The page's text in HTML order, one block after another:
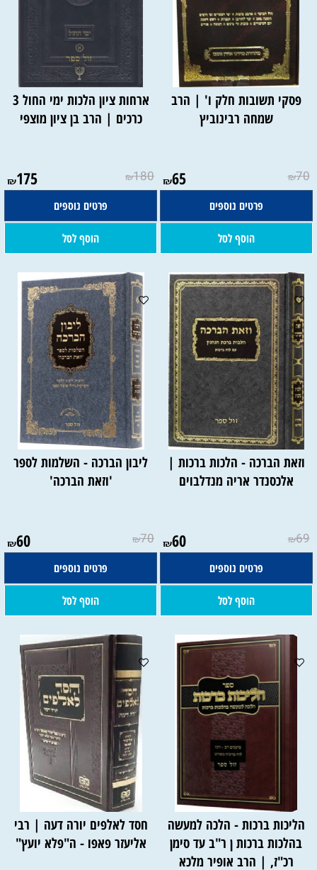
פסקי תשובות חלק ו' | הרב
שמחה רבינוביץ
₪70
₪65
פרטים נוספים
הוסף לסל
ארחות ציון הלכות ימי החול 3
כרכים | הרב בן ציון מוצפי
₪180
₪175
פרטים נוספים
הוסף לסל
וזאת הברכה - הלכות ברכות |
אלכסנדר אריה מנדלבוים
₪69
₪60
פרטים נוספים
הוסף לסל
ליבון הברכה - השלמות לספר
'וזאת הברכה'
₪70
₪60
פרטים נוספים
הוסף לסל
הליכות ברכות - הלכה למעשה
בהלכות ברכות ן ר"ב עד סימן
רכ"ז, | הרב אופיר מלכא
חסד לאלפים יורה דעה | רבי
אליעזר פאפו - ה"פלא יועץ"